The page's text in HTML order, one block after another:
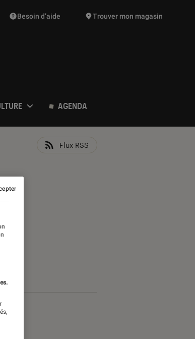
suggestions de produits vont vous être proposées
Besoin d’aide Trouver mon magasin
AGENDA
Flux RSS